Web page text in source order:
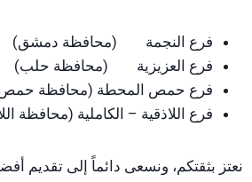
فرع النجمة (محافظة دمشق)
فرع العزيزية (محافظة حلب)
فرع حمص المحطة (محافظة
فرع اللاذقية – الكاملية (محافظة
نعتز بثقتكم، ونسعى دائماً إلى تقديم